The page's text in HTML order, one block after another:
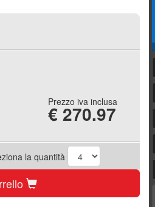
Prezzo iva inclusa
€ 270.97
la quantità